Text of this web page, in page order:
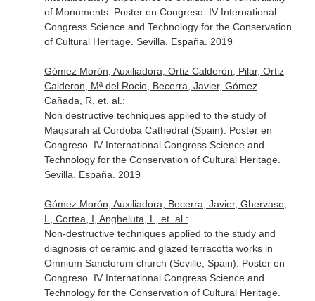
of Monuments. Poster en Congreso. IV International
Congress Science and Technology for the Conservation
of Cultural Heritage. Sevilla. España. 2019
Gómez Morón, Auxiliadora, Ortiz Calderón, Pilar, Ortiz
Calderon, Mª del Rocio, Becerra, Javier, Gómez
Cañada, R, et. al.:
Non destructive techniques applied to the study of
Maqsurah at Cordoba Cathedral (Spain). Poster en
Congreso. IV International Congress Science and
Technology for the Conservation of Cultural Heritage.
Sevilla. España. 2019
Gómez Morón, Auxiliadora, Becerra, Javier, Ghervase,
L, Cortea, I, Angheluta, L, et. al.:
Non-destructive techniques applied to the study and
diagnosis of ceramic and glazed terracotta works in
Omnium Sanctorum church (Seville, Spain). Poster en
Congreso. IV International Congress Science and
Technology for the Conservation of Cultural Heritage.